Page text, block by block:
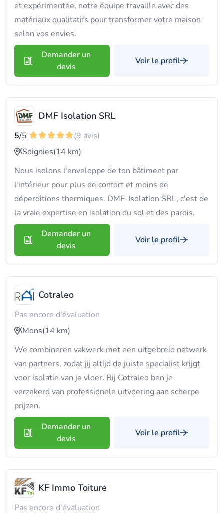
et expérimentée, notre équipe travaille avec des
matériaux qualitatifs pour transformer votre maison
selon vos envies.
Demander un
devis
Voir le profil
DMF Isolation SRL
5/5
(9 avis)
Soignies(14 km)
Nous isolons l'enveloppe de ton bâtiment par
l'intérieur pour plus de confort et moins de
déperditions thermiques. DMF-Isolation SRL, c'est de
la vraie expertise en isolation du sol et des parois.
Demander un
devis
Voir le profil
Cotraleo
Pas encore d'évaluation
Mons(14 km)
We combineren vakwerk met een uitgebreid netwerk
van partners, zodat jij altijd de juiste specialist krijgt
voor isolatie van je vloer. Bij Cotraleo ben je
verzekerd van professionele uitvoering aan scherpe
prijzen.
Demander un
devis
Voir le profil
KF Immo Toiture
Pas encore d'évaluation